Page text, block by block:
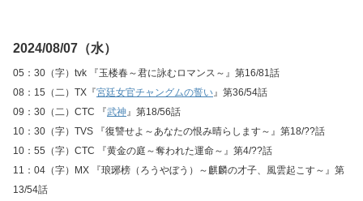
2024/08/07（水）
05：30（字）tvk 『玉楼春～君に詠むロマンス～』第16/81話
08：15（二）TX『宮廷女官チャングムの誓い』第36/54話
09：30（二）CTC 『武神』第18/56話
10：30（字）TVS 『復讐せよ～あなたの恨み晴らします～』第18/??話
10：55（字）CTC 『黄金の庭～奪われた運命～』第4/??話
11：04（字）MX 『琅琊榜（ろうやぼう）～麒麟の才子、風雲起こす～』第
13/54話